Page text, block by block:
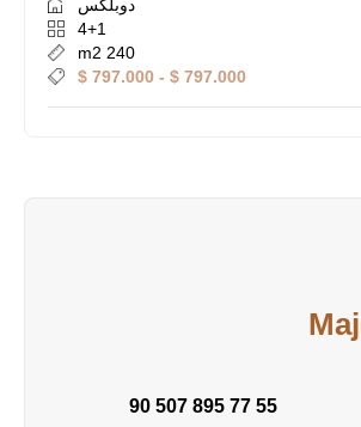
دوبلكس
4+1
240 m2
797.000 $ - 797.000 $
90 507 895 77 55